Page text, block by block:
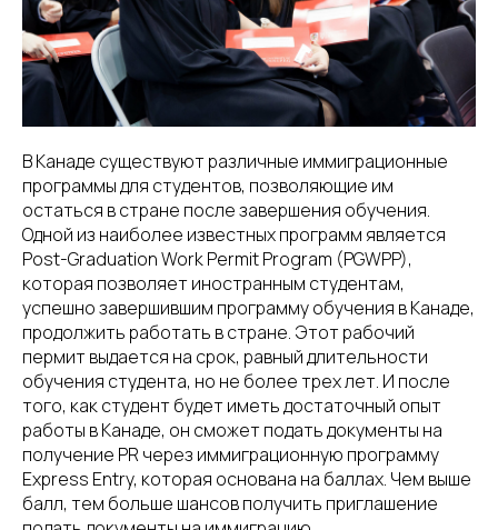
В Канаде существуют различные иммиграционные
программы для студентов, позволяющие им
остаться в стране после завершения обучения.
Одной из наиболее известных программ является
Post-Graduation Work Permit Program (PGWPP),
которая позволяет иностранным студентам,
успешно завершившим программу обучения в Канаде,
продолжить работать в стране. Этот рабочий
пермит выдается на срок, равный длительности
обучения студента, но не более трех лет. И после
того, как студент будет иметь достаточный опыт
работы в Канаде, он сможет подать документы на
получение PR через иммиграционную программу
Express Entry, которая основана на баллах. Чем выше
балл, тем больше шансов получить приглашение